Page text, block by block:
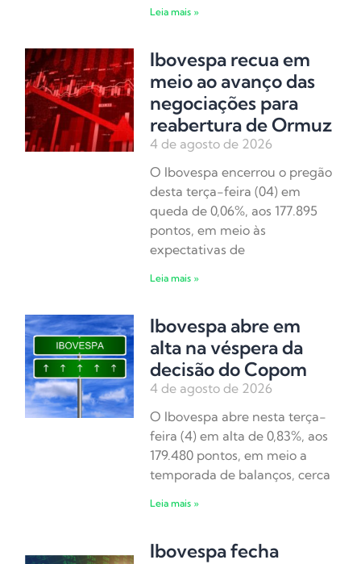
Leia mais »
Ibovespa recua em
meio ao avanço das
negociações para
reabertura de Ormuz
4 de agosto de 2026
O Ibovespa encerrou o pregão
desta terça-feira (04) em
queda de 0,06%, aos 177.895
pontos, em meio às
expectativas de
Leia mais »
Ibovespa abre em
alta na véspera da
decisão do Copom
4 de agosto de 2026
O Ibovespa abre nesta terça-
feira (4) em alta de 0,83%, aos
179.480 pontos, em meio a
temporada de balanços, cerca
Leia mais »
Ibovespa fecha